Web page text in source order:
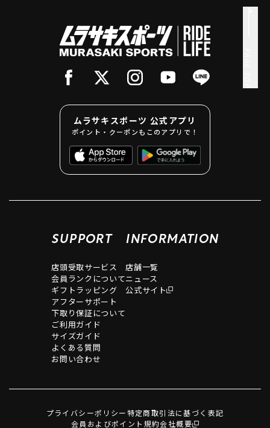
ムラサキスポーツ 公式アプリ
ポイント・クーポンもこのアプリで！
SUPPORT
店頭受取サービス
会員ランクについて
ギフトラッピング
アフターサポート
下取り保証について
ご利用ガイド
サイズガイド
よくある質問
お問い合わせ
INFORMATION
店舗一覧
ニュース
公式サイト
プライバシーポリシー特定商取引法に基づく表記
会員およびポイント規約会社概要